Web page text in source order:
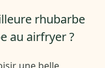
rhubarbe
au airfryer ?